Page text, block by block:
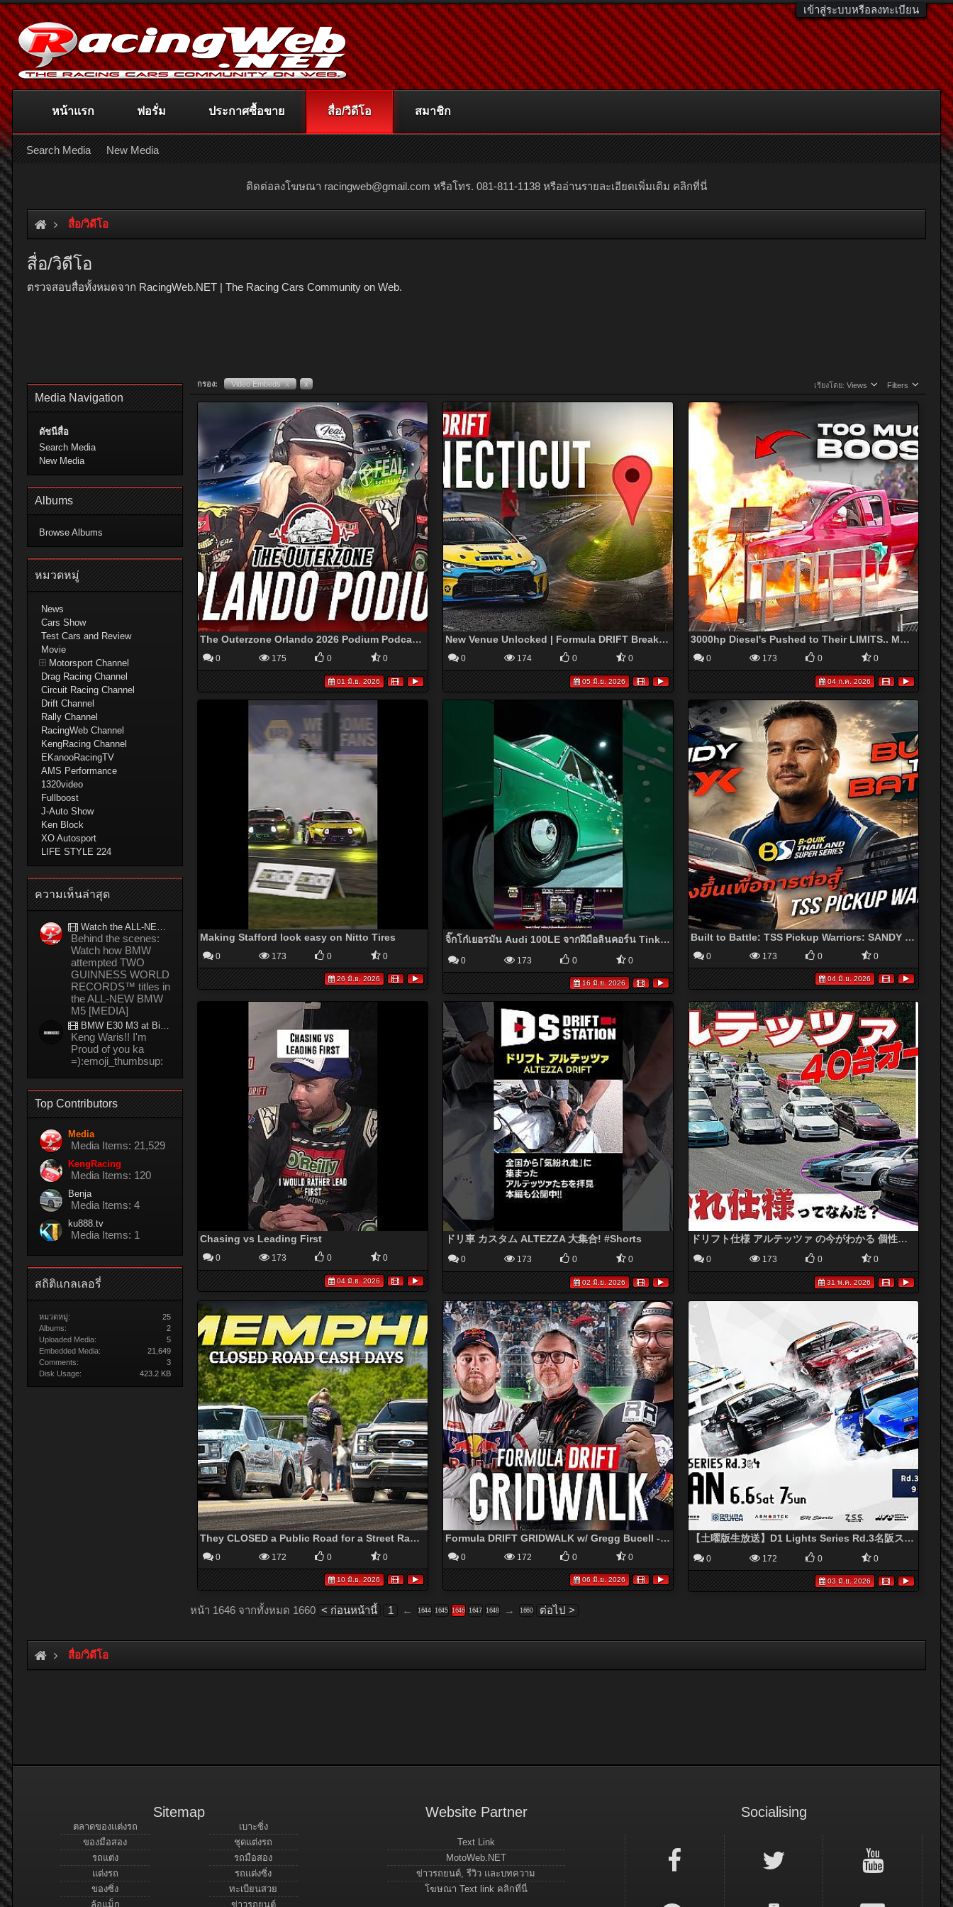
เข้าสู่ระบบหรือลงทะเบียน
ติดต่อลงโฆษณา racingweb@gmail.com หรือโทร. 081-811-1138 หรืออ่านรายละเอียดเพิ่มเติม คลิกที่นี่
สื่อ/วิดีโอ
สื่อ/วิดีโอ
ตรวจสอบสื่อทั้งหมดจาก RacingWeb.NET | The Racing Cars Community on Web.
กรอง: Video Embeds x x เรียงโดย: Views Filters
The Outerzone Orlando 2026 Podium Podcast - Odi Bakchis, James Deane, Fredric Aasbo
0 175 0 0
01 มิ.ย. 2026
New Venue Unlocked | Formula DRIFT Breaks New Ground in Connecticut | June 18-20
0 174 0 0
05 มิ.ย. 2026
3000hp Diesel's Pushed to Their LIMITS.. MAX POWER! (UCC Triathlon 2026)
0 173 0 0
04 ก.ค. 2026
Making Stafford look easy on Nitto Tires
0 173 0 0
26 มิ.ย. 2026
จิ๊กโก๋เยอรมัน Audi 100LE จากฝีมือลินคอร์น Tinky Winky คนดีคนเดิม #audi #100LE #bangkokhotrod2026
0 173 0 0
16 มิ.ย. 2026
Built to Battle: TSS Pickup Warriors: SANDY SANDY STUVIK - YK Motorsports
0 173 0 0
04 มิ.ย. 2026
Chasing vs Leading First
0 173 0 0
04 มิ.ย. 2026
ドリ車 カスタム ALTEZZA 大集合! #Shorts
0 173 0 0
02 มิ.ย. 2026
ドリフト仕様 アルテッツァ の今がわかる 個性派マシン特集 【新作】DRIFT ALTEZZA
0 173 0 0
31 พ.ค. 2026
They CLOSED a Public Road for a Street Race.. Heavy Hitters Came Out!
0 172 0 0
10 มิ.ย. 2026
Formula DRIFT GRIDWALK w/ Gregg Bucell - Orlando 2026
0 172 0 0
06 มิ.ย. 2026
【土曜版生放送】D1 Lights Series Rd.3名阪スポーツランド
0 172 0 0
03 มิ.ย. 2026
หน้า 1646 จากทั้งหมด 1660 < ก่อนหน้านี้ 1 ← 1644 1645 1646 1647 1648 → 1660 ต่อไป >
Media Navigation
ดัชนีสื่อ
Search Media
New Media
Albums
Browse Albums
หมวดหมู่
News
Cars Show
Test Cars and Review
Movie
Motorsport Channel
Drag Racing Channel
Circuit Racing Channel
Drift Channel
Rally Channel
RacingWeb Channel
KengRacing Channel
EKanooRacingTV
AMS Performance
1320video
Fullboost
J-Auto Show
Ken Block
XO Autosport
LIFE STYLE 224
ความเห็นล่าสุด
Watch the ALL-NEW BMW M5 refuel mid-drift to take TWO GUINNESS WORLD RECORDS™ titles
Behind the scenes:
Watch how BMW
attempted TWO
GUINNESS WORLD
RECORDS™ titles in
the ALL-NEW BMW
M5 [MEDIA]
BMW E30 M3 at Bira circuit Thailand in 02/2008
Keng Waris!! I'm
Proud of you ka
=):emoji_thumbsup:
Top Contributors
Media
Media Items: 21,529
KengRacing
Media Items: 120
Benja
Media Items: 4
ku888.tv
Media Items: 1
สถิติแกลเลอรี่
หมวดหมู่:
25
Albums:
2
Uploaded Media:
5
Embedded Media:
21,649
Comments:
3
Disk Usage:
423.2 KB
สื่อ/วิดีโอ
หน้าแรก ฟอรั่ม ประกาศซื้อขาย สื่อ/วิดีโอ
Search Media New Media
สมาชิก
Sitemap
ตลาดของแต่งรถ
ของมือสอง
รถแต่ง
แต่งรถ
ของซิ่ง
ล้อแม็ก
เบาะซิ่ง
ชุดแต่งรถ
รถมือสอง
รถแต่งซิ่ง
ทะเบียนสวย
ข่าวรถยนต์
Website Partner
Text Link
MotoWeb.NET
ข่าวรถยนต์, รีวิว และบทความ
โฆษณา Text link คลิกที่นี่
Socialising